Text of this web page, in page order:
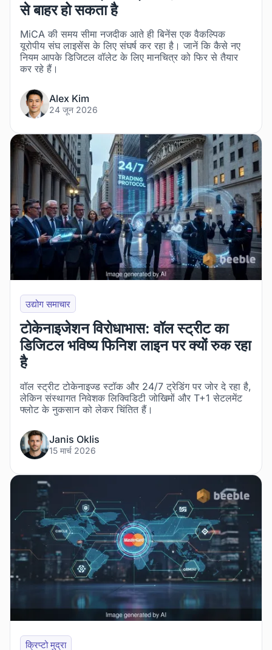
से बाहर हो सकता है
MiCA की समय सीमा नजदीक आते ही बिनेंस एक वैकल्पिक
यूरोपीय संघ लाइसेंस के लिए संघर्ष कर रहा है। जानें कि कैसे नए
नियम आपके डिजिटल वॉलेट के लिए मानचित्र को फिर से तैयार
कर रहे हैं।
Alex Kim
24 जून 2026
उद्योग समाचार
टोकेनाइजेशन विरोधाभास: वॉल स्ट्रीट का
डिजिटल भविष्य फिनिश लाइन पर क्यों रुक रहा
है
वॉल स्ट्रीट टोकेनाइज्ड स्टॉक और 24/7 ट्रेडिंग पर जोर दे रहा है,
लेकिन संस्थागत निवेशक लिक्विडिटी जोखिमों और T+1 सेटलमेंट
फ्लोट के नुकसान को लेकर चिंतित हैं।
Janis Oklis
15 मार्च 2026
क्रिप्टो मुद्रा